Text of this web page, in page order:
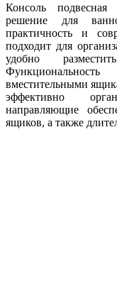
Консоль
решение для
практичность и
подходит для
удобно
вместительными
эффективно
направляющие
ящиков, а также